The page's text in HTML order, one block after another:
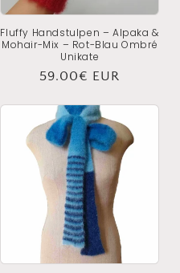
Fluffy Handstulpen – Alpaka &
Mohair-Mix – Rot-Blau Ombré
Unikate
Normaler
59.00€ EUR